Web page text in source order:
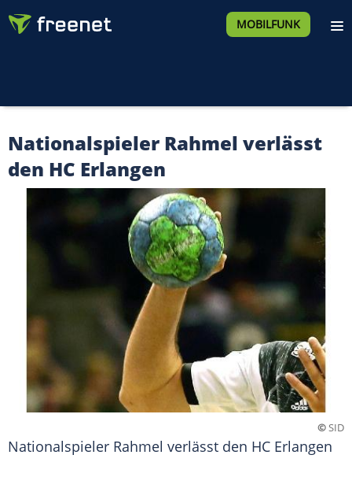
MOBILFUNK
Nationalspieler Rahmel verlässt
den HC Erlangen
©SID
Nationalspieler Rahmel verlässt den HC Erlangen